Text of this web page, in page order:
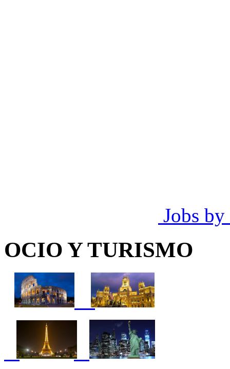
Jobs by
OCIO Y TURISMO